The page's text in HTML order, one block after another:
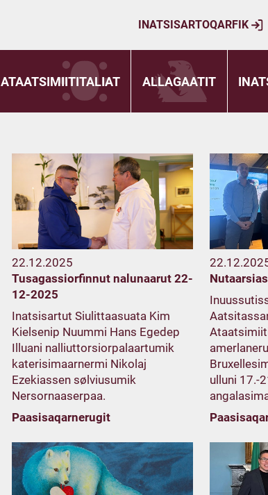
INATSISARTOQARFIK
ATAATSIMIITITALIAT ALLAGAATIT
22.12.2025
Tusagassiorfinnut nalunaarut 22-
12-2025
Inatsisartut Siulittaasuata Kim
Kielsenip Nuummi Hans Egedep
Illuani nalliuttorsiorpalaartumik
katerisimaarnermi Nikolaj
Ezekiassen sølviusumik
Nersornaaserpaa.
Paasisaqarnerugit
ulluni 17.-